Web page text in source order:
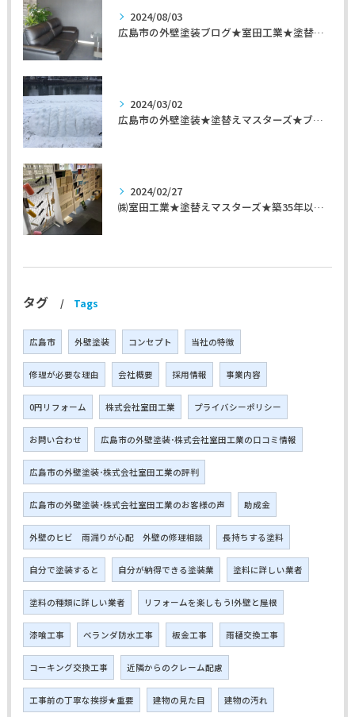
2024/08/03
広島市の外壁塗装ブログ★室田工業★塗替えマスターズ★外壁リフォーム
2024/03/02
広島市の外壁塗装★塗替えマスターズ★ブログ「初めて家を手入れするのに」
2024/02/27
㈱室田工業★塗替えマスターズ★築35年以上のお宅の施工事例
タグ Tags
広島市 外壁塗装 コンセプト 当社の特徴
修理が必要な理由 会社概要 採用情報 事業内容
0円リフォーム 株式会社室田工業 プライバシーポリシー
お問い合わせ 広島市の外壁塗装･株式会社室田工業の口コミ情報
広島市の外壁塗装･株式会社室田工業の評判
広島市の外壁塗装･株式会社室田工業のお客様の声 助成金
外壁のヒビ 雨漏りが心配 外壁の修理相談 長持ちする塗料
自分で塗装すると 自分が納得できる塗装業 塗料に詳しい業者
塗料の種類に詳しい業者 リフォームを楽しもう!外壁と屋根
漆喰工事 ベランダ防水工事 板金工事 雨樋交換工事
コーキング交換工事 近隣からのクレーム配慮
工事前の丁寧な挨拶★重要 建物の見た目 建物の汚れ